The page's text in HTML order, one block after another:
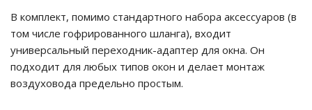
В комплект, помимо стандартного набора аксессуаров (в
том числе гофрированного шланга), входит
универсальный переходник-адаптер для окна. Он
подходит для любых типов окон и делает монтаж
воздуховода предельно простым.